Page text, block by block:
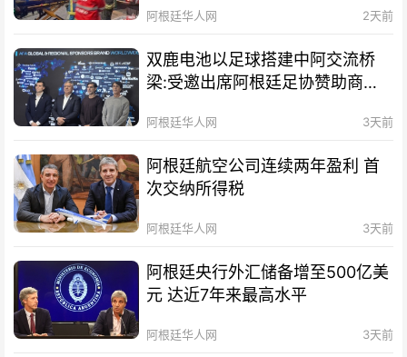
阿根廷华人网 2天前
双鹿电池以足球搭建中阿交流桥
梁:受邀出席阿根廷足协赞助商招
阿根廷华人网 3天前
阿根廷航空公司连续两年盈利 首
次交纳所得税
阿根廷华人网 3天前
阿根廷央行外汇储备增至500亿美
元 达近7年来最高水平
阿根廷华人网 3天前